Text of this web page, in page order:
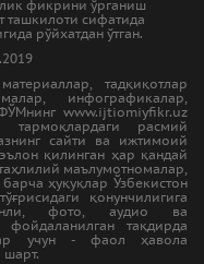
фикрини ўрганиш
ташкилоти сифатида
рўйхатдан ўтган.
тадқиқотлар
инфографикалар,
www.ijtiomiyfikr.uz
расмий
сайти ва ижтимоий
қилинган ҳар қандай
маълумотномалар,
ҳуқуқлар Ўзбекистон
қонунчилигига
фото, аудио ва
фойдаланилган тақдирда
учун - фаол ҳавола